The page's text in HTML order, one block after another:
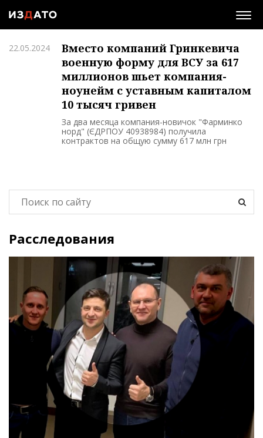
22.05.2024
Вместо компаний Гринкевича
военную форму для ВСУ за 617
миллионов шьет компания-
ноунейм с уставным капиталом
10 тысяч гривен
За два месяца компания-новичок "Фарминко
норд" (ЄДРПОУ 40938984) получила
контрактов на общую сумму 617 млн грн
Расследования